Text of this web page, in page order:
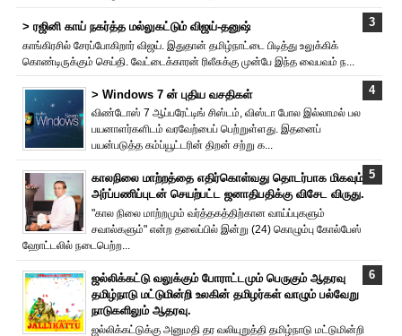
> ரஜினி காய் நகர்த்த மல்லுகட்டும் விஜய்-தனுஷ்
காங்கிரசில் சேரப்போகிறார் விஜய். இதுதான் தமிழ்நாட்டை பிடித்து உலுக்கிக்
கொண்டிருக்கும் செய்தி. வேட்டைக்காரன் ரிலீசுக்கு முன்பே இந்த வைபவம் ந...
> Windows 7 ன் புதிய வசதிகள்
விண்டோஸ் 7 ஆப்பரேட்டிங் சிஸ்டம், விஸ்டா போல இல்லாமல் பல
பயனாளர்களிடம் வரவேற்பைப் பெற்றுள்ளது. இதனைப்
பயன்படுத்த கம்ப்யூட்டரின் திறன் சற்று க...
காலநிலை மாற்றத்தை எதிர்கொள்வது தொடர்பாக மிகவும்
அர்ப்பணிப்புடன் செயற்பட்ட ஜனாதிபதிக்கு விசேட விருது.
"கால நிலை மாற்றமும் வர்த்தகத்திற்கான வாய்ப்புகளும்
சவால்களும்" என்ற தலைப்பில் இன்று (24) கொழும்பு கோல்பேஸ்
ஹோட்டலில் நடைபெற்ற...
ஜல்லிக்கட்டு வலுக்கும் போராட்டமும் பெருகும் ஆதரவு
தமிழ்நாடு மட்டுமின்றி உலகின் தமிழர்கள் வாழும் பல்வேறு
நாடுகளிலும் ஆதரவு.
ஜல்லிக்கட்டுக்கு அனுமதி தர வலியுறுத்தி தமிழ்நாடு மட்டுமின்றி